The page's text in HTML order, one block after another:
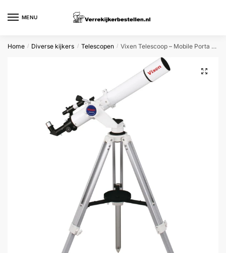
MENU
Home / Diverse kijkers / Telescopen / Vixen Telescoop – Mobile Porta A80mf – Voor Maan en Planeten – Makkelijk Mee Te Nemen